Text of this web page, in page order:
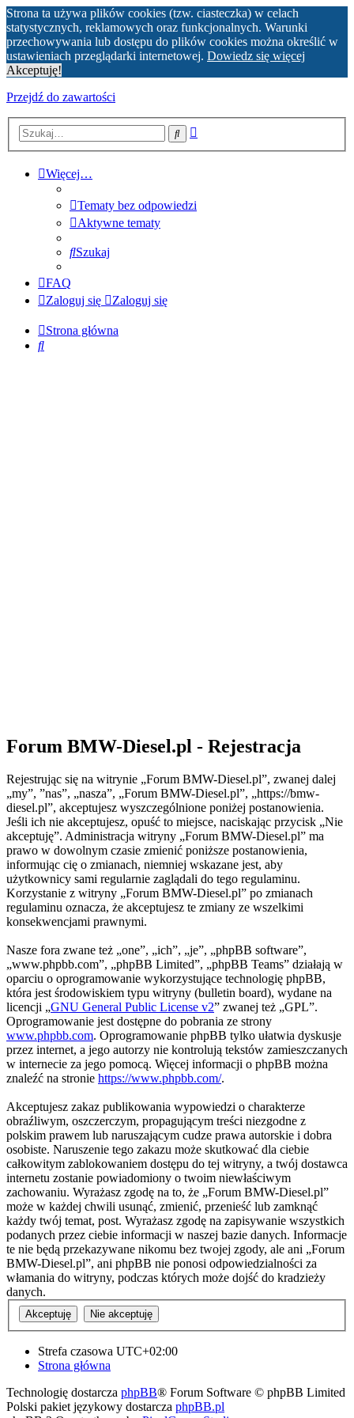
Strona ta używa plików cookies (tzw. ciasteczka) w celach
statystycznych, reklamowych oraz funkcjonalnych. Warunki
przechowywania lub dostępu do plików cookies można określić w
ustawieniach przeglądarki internetowej. Dowiedz się więcej
Akceptuję!
Przejdź do zawartości
Szukaj
Więcej…
Tematy bez odpowiedzi
Aktywne tematy
Szukaj
FAQ
Zaloguj się
Zaloguj się
Strona główna
Szukaj
Forum BMW-Diesel.pl - Rejestracja
Rejestrując się na witrynie „Forum BMW-Diesel.pl”, zwanej dalej
„my”, ”nas”, „nasza”, „Forum BMW-Diesel.pl”, „https://bmw-
diesel.pl”, akceptujesz wyszczególnione poniżej postanowienia.
Jeśli ich nie akceptujesz, opuść to miejsce, naciskając przycisk „Nie
akceptuję”. Administracja witryny „Forum BMW-Diesel.pl” ma
prawo w dowolnym czasie zmienić poniższe postanowienia,
informując cię o zmianach, niemniej wskazane jest, aby
użytkownicy sami regularnie zaglądali do tego regulaminu.
Korzystanie z witryny „Forum BMW-Diesel.pl” po zmianach
regulaminu oznacza, że akceptujesz te zmiany ze wszelkimi
konsekwencjami prawnymi.
Nasze fora zwane też „one”, „ich”, „je”, „phpBB software”,
„www.phpbb.com”, „phpBB Limited”, „phpBB Teams” działają w
oparciu o oprogramowanie wykorzystujące technologię phpBB,
która jest środowiskiem typu witryny (bulletin board), wydane na
licencji „GNU General Public License v2” zwanej też „GPL”.
Oprogramowanie jest dostępne do pobrania ze strony
www.phpbb.com. Oprogramowanie phpBB tylko ułatwia dyskusje
przez internet, a jego autorzy nie kontrolują tekstów zamieszczanych
w internecie za jego pomocą. Więcej informacji o phpBB można
znaleźć na stronie https://www.phpbb.com/.
Akceptujesz zakaz publikowania wypowiedzi o charakterze
obraźliwym, oszczerczym, propagującym treści niezgodne z
polskim prawem lub naruszającym cudze prawa autorskie i dobra
osobiste. Naruszenie tego zakazu może skutkować dla ciebie
całkowitym zablokowaniem dostępu do tej witryny, a twój dostawca
internetu zostanie powiadomiony o twoim niewłaściwym
zachowaniu. Wyrażasz zgodę na to, że „Forum BMW-Diesel.pl”
może w każdej chwili usunąć, zmienić, przenieść lub zamknąć
każdy twój temat, post. Wyrażasz zgodę na zapisywanie wszystkich
podanych przez ciebie informacji w naszej bazie danych. Informacje
te nie będą przekazywane nikomu bez twojej zgody, ale ani „Forum
BMW-Diesel.pl”, ani phpBB nie ponosi odpowiedzialności za
włamania do witryny, podczas których może dojść do kradzieży
danych.
Strefa czasowa UTC+02:00
Strona główna
Technologię dostarcza phpBB® Forum Software © phpBB Limited
Polski pakiet językowy dostarcza phpBB.pl